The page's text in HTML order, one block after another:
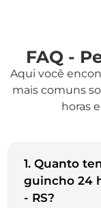
FAQ -
Aqui você
mais comuns
horas
1. Quanto
guincho 24
- RS?